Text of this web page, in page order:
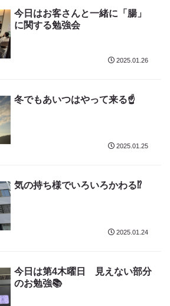
今日はお客さんと一緒に「腸」
に関する勉強会
2025.01.26
冬でもあいつはやって来る☝️
2025.01.25
気の持ち様でいろいろかわる⁉️
2025.01.24
今日は第4木曜日 見えない部分
のお勉強📚